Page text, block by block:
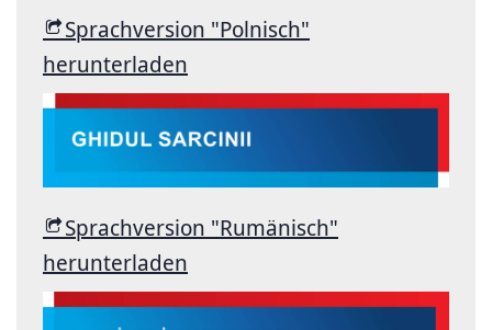
Sprachversion "Polnisch"
herunterladen
Sprachversion "Rumänisch"
herunterladen